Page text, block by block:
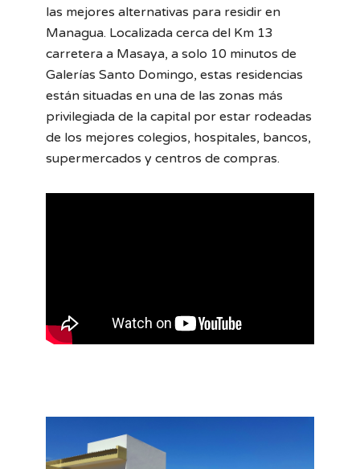
las mejores alternativas para residir en
Managua. Localizada cerca del Km 13
carretera a Masaya, a solo 10 minutos de
Galerías Santo Domingo, estas residencias
están situadas en una de las zonas más
privilegiada de la capital por estar rodeadas
de los mejores colegios, hospitales, bancos,
supermercados y centros de compras.